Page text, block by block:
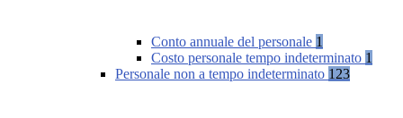
Conto annuale del personale 1
Costo personale tempo indeterminato 1
Personale non a tempo indeterminato 123